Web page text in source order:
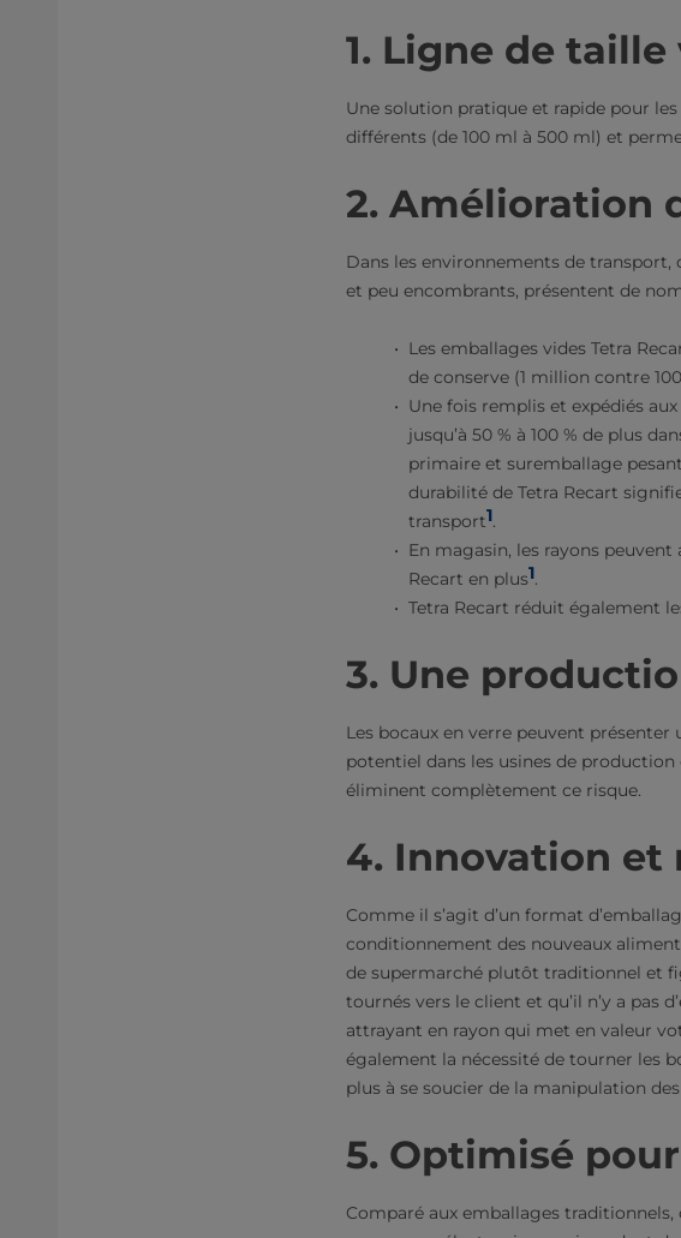
1. Ligne de
Une solution pratique et rapide pour
différents (de 100 ml à 500 ml) et
2. Amélioration
Dans les environnements de transport,
et peu encombrants, présentent de
Les emballages vides Tetra
de conserve (1 million contre
Une fois remplis et expédiés
jusqu’à 50 % à 100 % de plus
primaire et suremballage
durabilité de Tetra Recart
transport1.
En magasin, les rayons peuvent
Recart en plus1.
Tetra Recart réduit également
3. Une
Les bocaux en verre peuvent
potentiel dans les usines de production
éliminent complètement ce risque.
4. Innovation et
Comme il s’agit d’un format
conditionnement des nouveaux
de supermarché plutôt traditionnel et
tournés vers le client et qu’il n’y a pas
attrayant en rayon qui met en valeur
également la nécessité de tourner les
plus à se soucier de la manipulation
5. Optimisé
Comparé aux emballages